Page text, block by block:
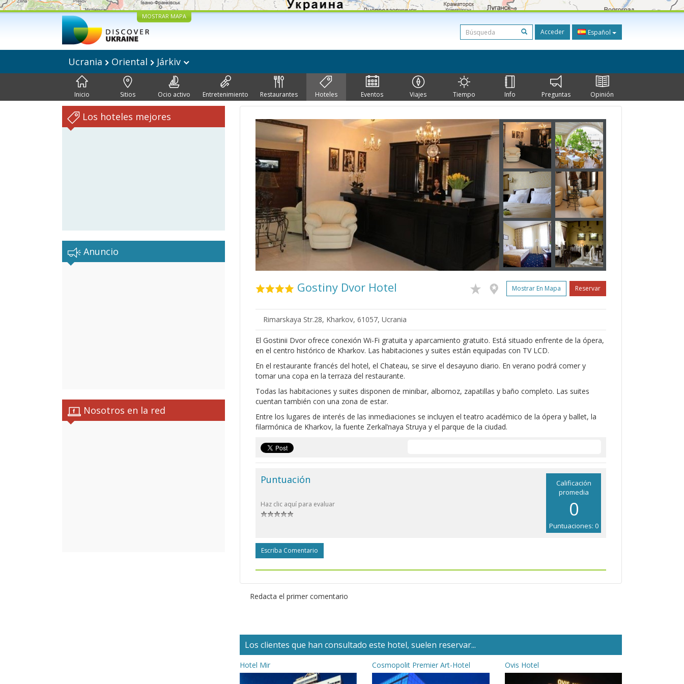
MOSTRAR MAPA
Acceder Español
Ucrania Oriental Járkiv
Inicio Sitios Ocio activo Entretenimiento Restaurantes Hoteles Eventos Viajes Tiempo Info Preguntas Opinión
Los hoteles mejores
Anuncio
Nosotros en la red
Gostiny Dvor Hotel Mostrar En Mapa Reservar
Rimarskaya Str.28, Kharkov, 61057, Ucrania
El Gostinii Dvor ofrece conexión Wi-Fi gratuita y aparcamiento gratuito. Está situado enfrente de la ópera,
en el centro histórico de Kharkov. Las habitaciones y suites están equipadas con TV LCD.
En el restaurante francés del hotel, el Chateau, se sirve el desayuno diario. En verano podrá comer y
tomar una copa en la terraza del restaurante.
Todas las habitaciones y suites disponen de minibar, albornoz, zapatillas y baño completo. Las suites
cuentan también con una zona de estar.
Entre los lugares de interés de las inmediaciones se incluyen el teatro académico de la ópera y ballet, la
filarmónica de Kharkov, la fuente Zerkal’naya Struya y el parque de la ciudad.
Calificación
promedia
0
Puntuaciones: 0
Puntuación
Haz clic aquí para evaluar
Escriba Comentario
Redacta el primer comentario
Los clientes que han consultado este hotel, suelen reservar...
Hotel Mir Cosmopolit Premier Art-Hotel Ovis Hotel